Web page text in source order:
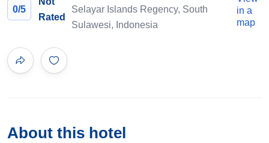
0/5
Rated
Selayar Islands Regency, South
Sulawesi, Indonesia
in a
map
About this hotel